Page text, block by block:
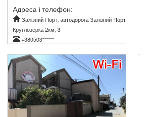
Адреса і телефон:
Залізний Порт, автодорога Залізний Порт
Круглозерка 2км, 3
+380503******